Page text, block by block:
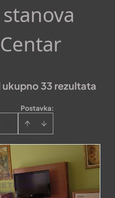
33 rezultata
Postavka: